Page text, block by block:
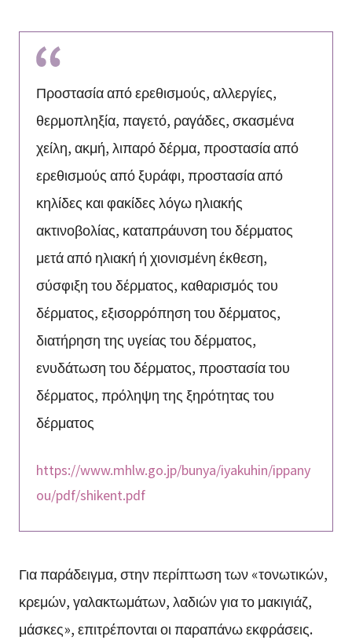
Προστασία από ερεθισμούς, αλλεργίες,
θερμοπληξία, παγετό, ραγάδες, σκασμένα
χείλη, ακμή, λιπαρό δέρμα, προστασία από
ερεθισμούς από ξυράφι, προστασία από
κηλίδες και φακίδες λόγω ηλιακής
ακτινοβολίας, καταπράυνση του δέρματος
μετά από ηλιακή ή χιονισμένη έκθεση,
σύσφιξη του δέρματος, καθαρισμός του
δέρματος, εξισορρόπηση του δέρματος,
διατήρηση της υγείας του δέρματος,
ενυδάτωση του δέρματος, προστασία του
δέρματος, πρόληψη της ξηρότητας του
δέρματος
https://www.mhlw.go.jp/bunya/iyakuhin/ippany
ou/pdf/shikent.pdf
Για παράδειγμα, στην περίπτωση των «τονωτικών,
κρεμών, γαλακτωμάτων, λαδιών για το μακιγιάζ,
μάσκες», επιτρέπονται οι παραπάνω εκφράσεις.